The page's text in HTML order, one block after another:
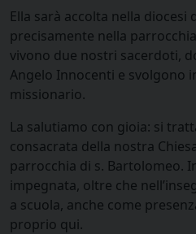
Ella sarà accolta nella diocesi
precisamente nella
vivono due nostri sacerdoti,
Angelo Innocenti e svolgono
missionario.
La salutiamo con gioia: si
consacrata della nostra
parrocchia di s. Bartolomeo.
impegnata, oltre che
a scuola, anche come
proprio qui.